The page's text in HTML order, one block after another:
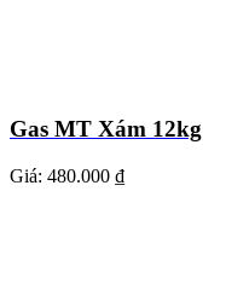
Gas MT Xám 12kg
Giá: 480.000 ₫